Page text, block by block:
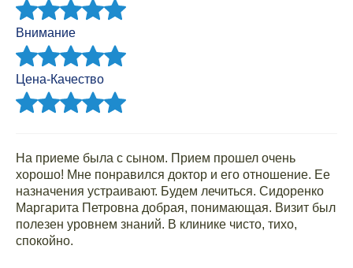
Внимание
Цена-Качество
На приеме была с сыном. Прием прошел очень
хорошо! Мне понравился доктор и его отношение. Ее
назначения устраивают. Будем лечиться. Сидоренко
Маргарита Петровна добрая, понимающая. Визит был
полезен уровнем знаний. В клинике чисто, тихо,
спокойно.